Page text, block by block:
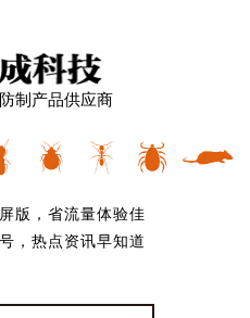
制产品供应商
版，省流量体验佳
，热点资讯早知道